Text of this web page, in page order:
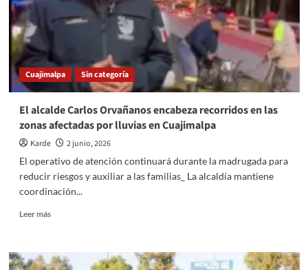
historia
Mundiales
Cuajimalpa Sin categoría
El alcalde Carlos Orvañanos encabeza recorridos en las
zonas afectadas por lluvias en Cuajimalpa
Karde
2 junio, 2026
El operativo de atención continuará durante la madrugada para
reducir riesgos y auxiliar a las familias_ La alcaldía mantiene
coordinación...
Leer másRead
El
alcalde